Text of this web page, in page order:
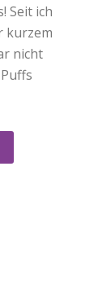
Seit ich
kurzem
nicht